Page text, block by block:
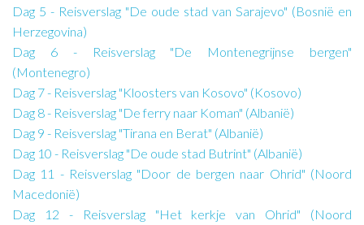
Dag 5 - Reisverslag "De oude stad van Sarajevo" (Bosnië en
Herzegovina)
Dag 6 - Reisverslag "De Montenegrijnse bergen"
(Montenegro)
Dag 7 - Reisverslag "Kloosters van Kosovo" (Kosovo)
Dag 8 - Reisverslag "De ferry naar Koman" (Albanië)
Dag 9 - Reisverslag "Tirana en Berat" (Albanië)
Dag 10 - Reisverslag "De oude stad Butrint" (Albanië)
Dag 11 - Reisverslag "Door de bergen naar Ohrid" (Noord
Macedonië)
Dag 12 - Reisverslag "Het kerkje van Ohrid" (Noord